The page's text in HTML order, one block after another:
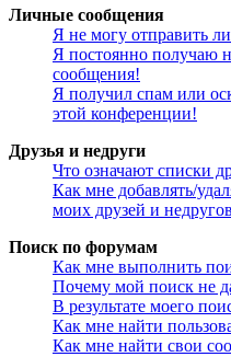
Личные сообщения
Я не могу отправить
Я постоянно получаю
сообщения!
Я получил спам или
этой конференции!
Друзья и недруги
Что означают списки
Как мне добавлять/
моих друзей и
Поиск по форумам
Как мне выполнить
Почему мой поиск не
В результате моего
Как мне найти
Как мне найти свои